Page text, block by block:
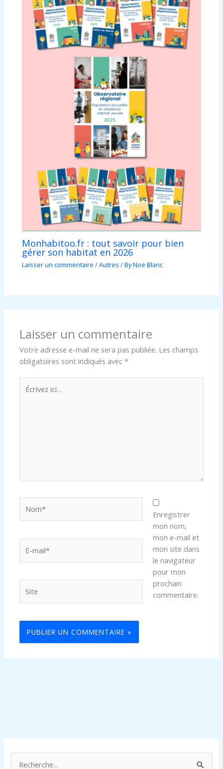
Monhabitoo.fr : tout savoir pour bien
gérer son habitat en 2026
Laisser un commentaire /Autres / ByNoe Blanc
Laisser un commentaire
Votre adresse e-mail ne sera pas publiée. Les champs
obligatoires sont indiqués avec*
Écrivez
ici…
mail*
Enregistrer
mon nom,
mon e-mail et
mon site dans
le navigateur
pour mon
prochain
commentaire.